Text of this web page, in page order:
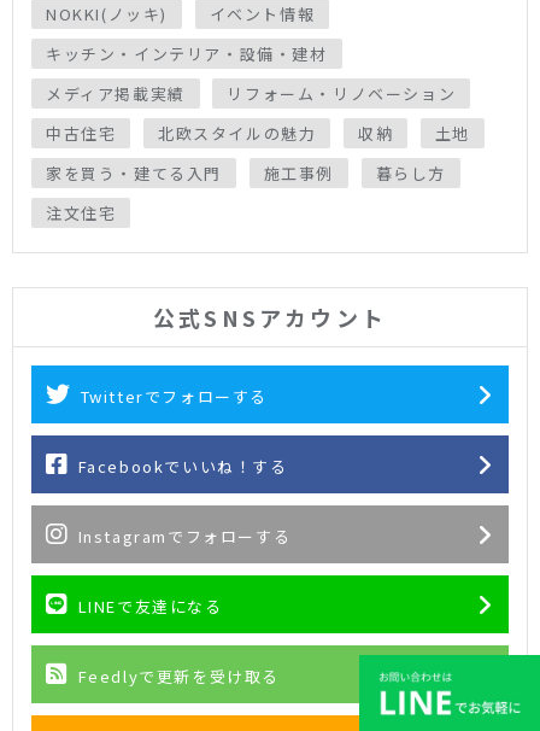
NOKKI(ノッキ)
イベント情報
キッチン・インテリア・設備・建材
メディア掲載実績
リフォーム・リノベーション
中古住宅
北欧スタイルの魅力 収納
土地
家を買う・建てる入門
施工事例
暮らし方
注文住宅
公式SNSアカウント
Twitterでフォローする
Facebookでいいね！する
Instagramでフォローする
LINEで友達になる
Feedlyで更新を受け取る